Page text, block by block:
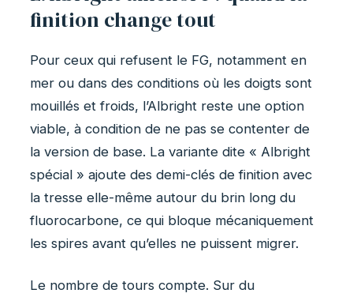
finition change tout
Pour ceux qui refusent le FG, notamment en
mer ou dans des conditions où les doigts sont
mouillés et froids, l’Albright reste une option
viable, à condition de ne pas se contenter de
la version de base. La variante dite « Albright
spécial » ajoute des demi-clés de finition avec
la tresse elle-même autour du brin long du
fluorocarbone, ce qui bloque mécaniquement
les spires avant qu’elles ne puissent migrer.
Le nombre de tours compte. Sur du